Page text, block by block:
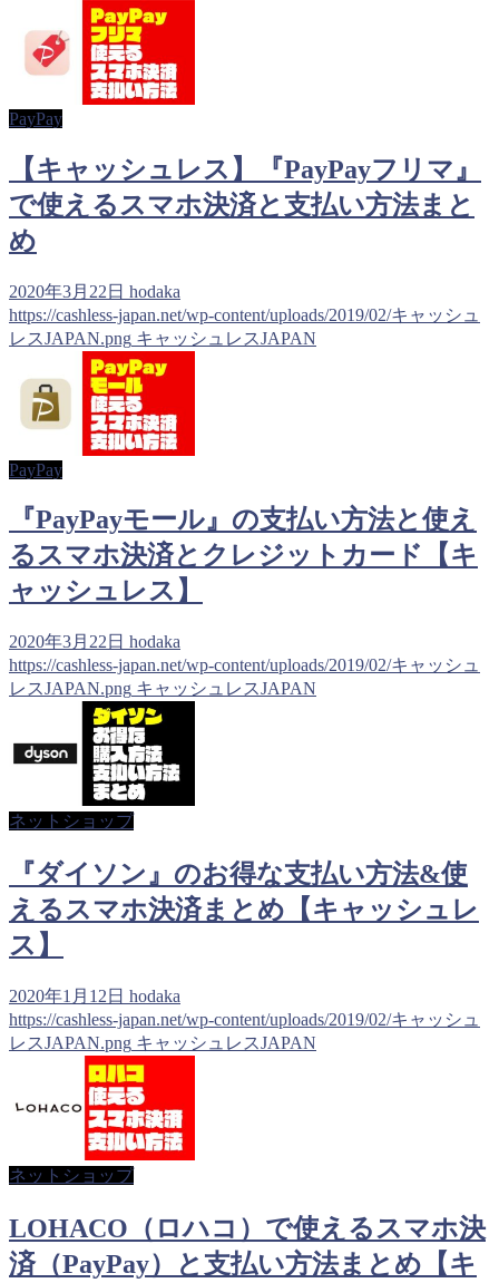
PayPay
【キャッシュレス】『PayPayフリマ』
で使えるスマホ決済と支払い方法まと
め
2020年3月22日 hodaka
https://cashless-japan.net/wp-content/uploads/2019/02/キャッシュ
レスJAPAN.png キャッシュレスJAPAN
PayPay
『PayPayモール』の支払い方法と使え
るスマホ決済とクレジットカード【キ
ャッシュレス】
2020年3月22日 hodaka
https://cashless-japan.net/wp-content/uploads/2019/02/キャッシュ
レスJAPAN.png キャッシュレスJAPAN
ネットショップ
『ダイソン』のお得な支払い方法&使
えるスマホ決済まとめ【キャッシュレ
ス】
2020年1月12日 hodaka
https://cashless-japan.net/wp-content/uploads/2019/02/キャッシュ
レスJAPAN.png キャッシュレスJAPAN
ネットショップ
LOHACO（ロハコ）で使えるスマホ決
済（PayPay）と支払い方法まとめ【キ